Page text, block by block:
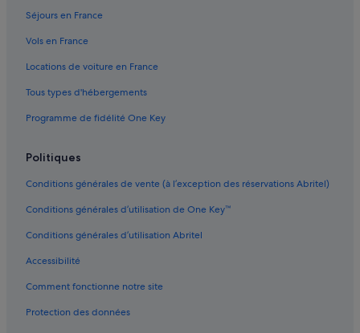
Séjours en France
Vols en France
Locations de voiture en France
Tous types d'hébergements
Programme de fidélité One Key
Politiques
Conditions générales de vente (à l’exception des réservations Abritel)
Conditions générales d’utilisation de One Key™
Conditions générales d’utilisation Abritel
Accessibilité
Comment fonctionne notre site
Protection des données